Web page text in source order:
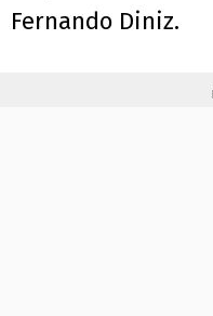
Fernando Diniz.